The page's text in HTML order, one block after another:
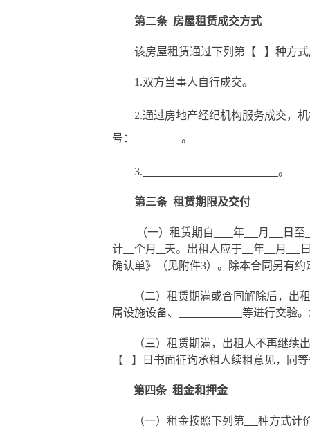
第二条 房屋租赁成交方式
该房屋租赁通过下列 第【 】 种方
1.双方当事人 自行成交。
2.通过房地产经纪机构服务成交，
号：
。
3. 。
第三条 租赁期限及交付
（一）租赁期自 年 月
日至
计
个月 天。出租人应于 年 月
确认单》（见附件3）。除本合同另有
（二）租赁期满或合同解除后，出
属设施设备、
等进行交验
（三）租赁期满，出租人不再继续
【
】 日书面征询承租人续租意见，同
第四条 租金和押金
（一）租金按照下列第 种方式计